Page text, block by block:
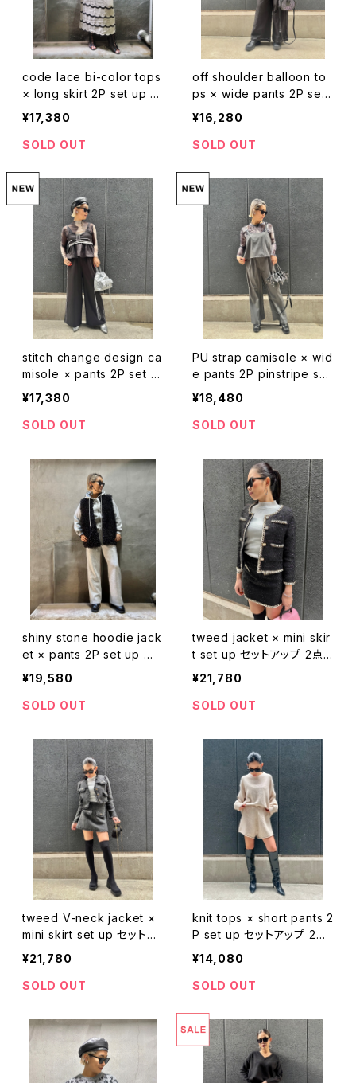
code lace bi-color tops
× long skirt 2P set up セ
ットアップ 2点セット トップ
ス スカート
¥17,380
SOLD OUT
off shoulder balloon to
ps × wide pants 2P set
up セットアップ 2点セット
トップス オフショルダー バ
ルーン パンツ ワイドパンツ
¥16,280
SOLD OUT
stitch change design ca
misole × pants 2P set u
p セットアップ 2点セット キ
ャミソール パンツ ワイドパ
ンツ ゴムウエスト 重ね着
¥17,380
SOLD OUT
PU strap camisole × wid
e pants 2P pinstripe set
up セットアップ 2点セット
ピンストライプ キャミソール
パンツ ワイドパンツ ストラッ
¥18,480
SOLD OUT
shiny stone hoodie jack
et × pants 2P set up セ
ットアップ フーディー ジャ
ケット パンツ キラキラ ハピ
ス 2点セット
¥19,580
SOLD OUT
tweed jacket × mini skir
t set up セットアップ 2点
セット ツィード Cネック ジ
ャケット スカート
¥21,780
SOLD OUT
tweed V-neck jacket ×
mini skirt set up セットア
ップ 2点セット ツィード ジ
ャケット ミニスカート きれ
いめ
¥21,780
SOLD OUT
knit tops × short pants 2
P set up セットアップ 2点
セット ニット トップス セー
ター ショートパンツ 着回し
シンプル
¥14,080
SOLD OUT